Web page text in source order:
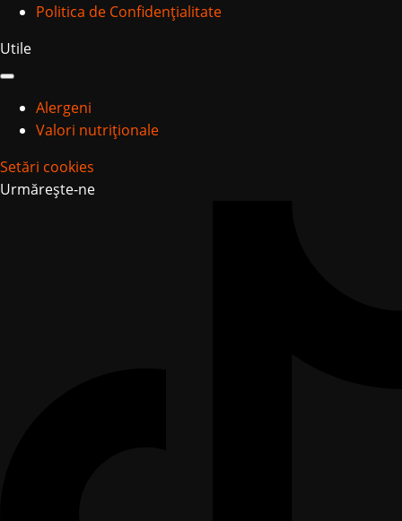
Politica de Confidențialitate
Utile
Alergeni
Valori nutriționale
Setări cookies
Urmărește-ne